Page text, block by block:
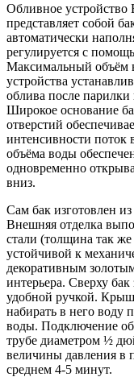
Обливное
представляет собой
автоматически
регулируется с
Максимальный объём
устройства
облива после
Широкое основание
отверстий
интенсивности поток
объёма воды
одновременно
вниз.
Сам бак изготовлен
Внешняя отделка
стали (толщина так
устойчивой к
декоративным
интерьера. Сверху
удобной ручкой.
набирать в него воду
воды. Подключение
трубе диаметром ½
величины давления в
среднем 4-5 минут.